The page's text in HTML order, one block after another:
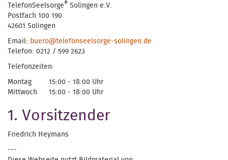
TelefonSeelsorge® Solingen e.V.
Postfach 100 190
42601 Solingen
Email: buero@telefonseelsorge-solingen.de
Telefon: 0212 / 599 2623
Telefonzeiten:
Montag
15:00 - 18:00 Uhr
Mittwoch
15:00 - 18:00 Uhr
1. Vorsitzender
Friedrich Heymans
---